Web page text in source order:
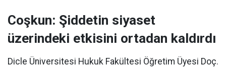
Coşkun: Şiddetin siyaset
üzerindeki etkisini ortadan kaldırdı
Dicle Üniversitesi Hukuk Fakültesi Öğretim Üyesi Doç.